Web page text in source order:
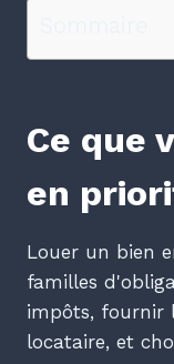
Ce que
en
Louer un bien
familles
impôts, fournir
locataire, et